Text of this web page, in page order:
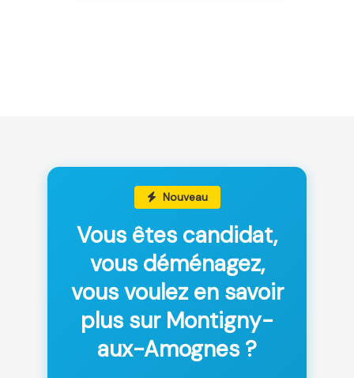
Nouveau
Vous êtes candidat,
vous déménagez,
vous voulez en savoir
plus sur Montigny-
aux-Amognes ?